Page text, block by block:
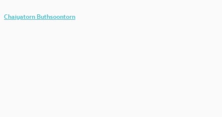
Chaiyatorn Buthsoontorn